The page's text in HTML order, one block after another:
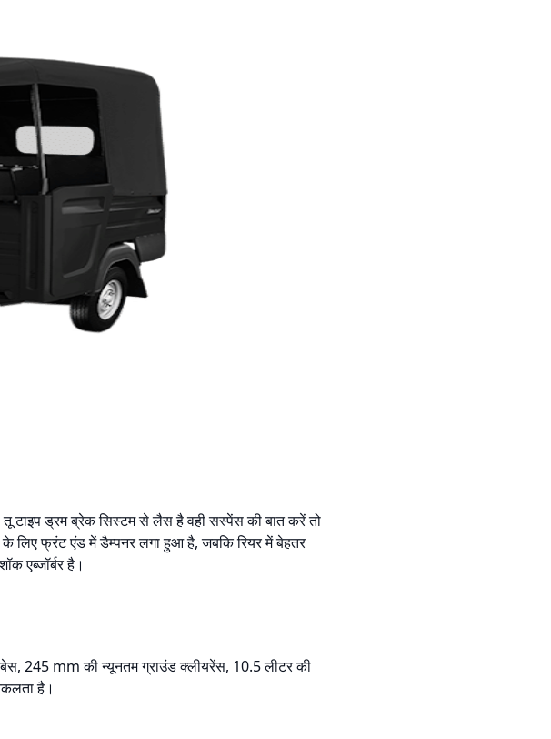
टाइप ड्रम ब्रेक सिस्टम से लैस है वही सस्पेंस की बात करें तो
लिए फ्रंट एंड में डैम्पनर लगा हुआ है, जबकि रियर में बेहतर
एब्जॉर्बर है।
245 mm की न्यूनतम ग्राउंड क्लीयरेंस, 10.5 लीटर की
है।